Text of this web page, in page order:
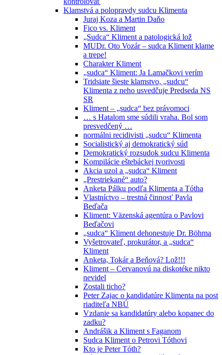
Klamstvá a polopravdy sudcu Klimenta
Juraj Koza a Martin Daňo
Fico vs. Kliment
„Sudca“ Kliment a patologická lož
MUDr. Oto Vozár – sudca Kliment klame
a trepe!
Charakter Kliment
„sudca“ Kliment: Ja Lamačkovi verím
Tridsiate šieste klamstvo, „sudcu“
Klimenta z neho usvedčuje Predseda NS
SR
Kliment – „sudca“ bez právomoci
… s Hatalom sme súdili vraha. Bol som
presvedčený …
normálni recidivisti „sudcu“ Klimenta
Socialistický aj demokratický súd
Demokratický rozsudok sudcu Klimenta
Kompilácie eštebáckej tvorivosti
Akcia uzol a „sudca“ Kliment
„Prestriekané“ auto?
Anketa Pálku podľa Klimenta a Tótha
Vlastníctvo – trestná činnosť Pavla
Beďača
Kliment: Väzenská agentúra o Pavlovi
Beďačovi
„sudca“ Kliment dehonestuje Dr. Böhma
Vyšetrovateľ, prokurátor, a „sudca“
Kliment
Anketa, Tokár a Beňová? Lož!!!
Kliment – Cervanovú na diskotéke nikto
nevidel
Zostali ticho?
Peter Zajac o kandidatúre Klimenta na post
riaditeľa NBÚ
Vzdanie sa kandidatúry alebo kopanec do
zadku?
Andrášik a Kliment s Faganom
Sudca Kliment o Petrovi Tóthovi
Kto je Peter Tóth?